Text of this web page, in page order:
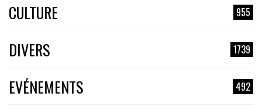
CULTURE 955
DIVERS 1739
EVÉNEMENTS 492